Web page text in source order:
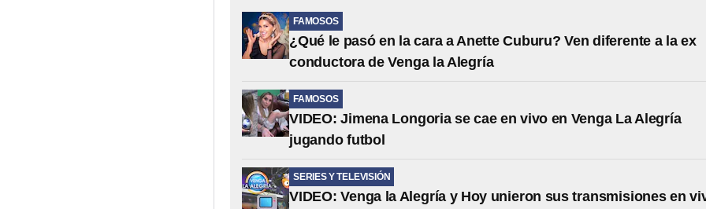
FAMOSOS
¿Qué le pasó en la cara a Anette Cuburu? Ven diferente a la ex
conductora de Venga la Alegría
FAMOSOS
VIDEO: Jimena Longoria se cae en vivo en Venga La Alegría
jugando futbol
SERIES Y TELEVISIÓN
VIDEO: Venga la Alegría y Hoy unieron sus transmisiones en